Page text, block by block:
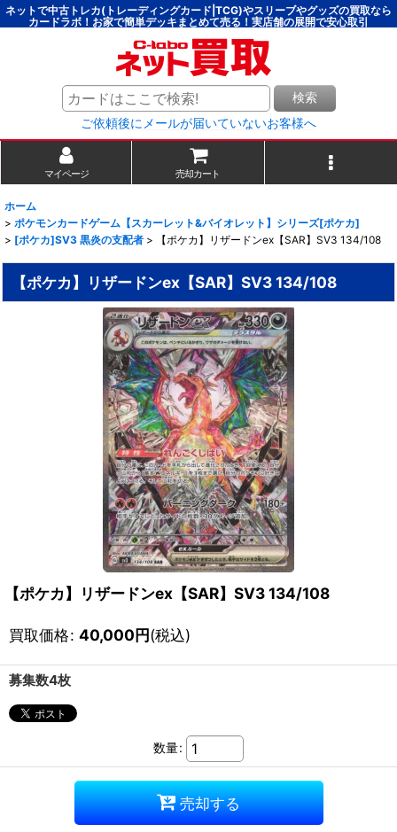
ネットで中古トレカ(トレーディングカード|TCG)やスリーブやグッズの買取なら
カードラボ！お家で簡単デッキまとめて売る！実店舗の展開で安心取引
検索
ご依頼後にメールが届いていないお客様へ
マイページ 売却カート
ホーム
> ポケモンカードゲーム【スカーレット&バイオレット】シリーズ[ポケカ]
> [ポケカ]SV3 黒炎の支配者 > 【ポケカ】リザードンex【SAR】SV3 134/108
【ポケカ】リザードンex【SAR】SV3 134/108
【ポケカ】リザードンex【SAR】SV3 134/108
買取価格: 40,000円(税込)
募集数4枚
数量:
売却する